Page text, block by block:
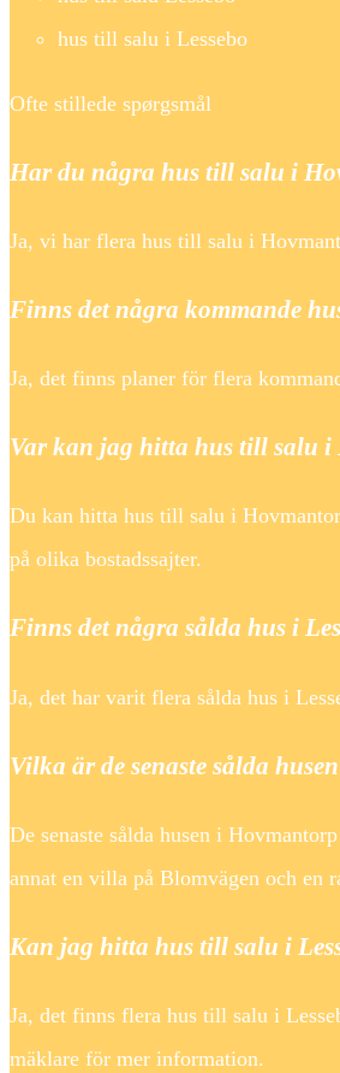
hus till salu i Lessebo
Ofte stillede spørgsmål
Har du några hus till salu i
Ja, vi har flera hus till salu i
Finns det några kommande
Ja, det finns planer för flera
Var kan jag hitta hus till salu i
Du kan hitta hus till salu i
på olika bostadssajter.
Finns det några sålda hus i
Ja, det har varit flera sålda hus i
Vilka är de senaste sålda
De senaste sålda husen i
annat en villa på Blomvägen och en
Kan jag hitta hus till salu i
Ja, det finns flera hus till salu i
mäklare för mer information.